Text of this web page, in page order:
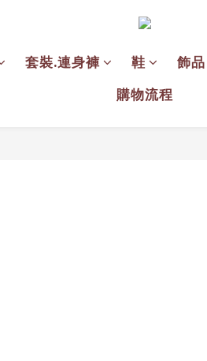
套裝.連身褲 鞋 飾品
購物流程